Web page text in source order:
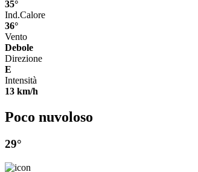
35°
Ind.Calore
36°
Vento
Debole
Direzione
E
Intensità
13 km/h
Poco nuvoloso
29°